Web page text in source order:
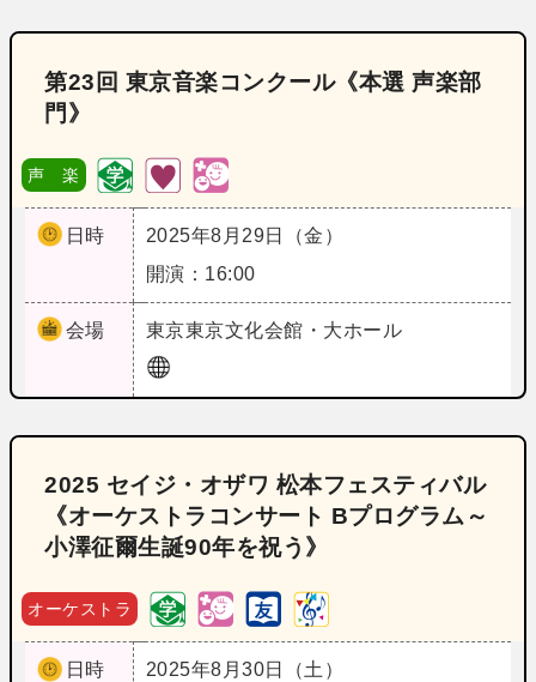
第23回 東京音楽コンクール《本選 声楽部
門》
声 楽
日時
2025年8月29日（金）
開演：16:00
会場 東京東京文化会館・大ホール
2025 セイジ・オザワ 松本フェスティバル
《オーケストラコンサート Bプログラム～
小澤征爾生誕90年を祝う》
オーケストラ
日時
2025年8月30日（土）